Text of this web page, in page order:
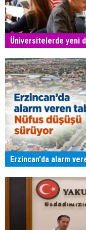
Üniversitelerde yeni
Erzincan'da alarm